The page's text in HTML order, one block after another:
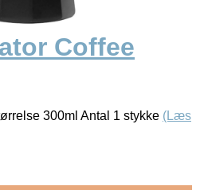
Coffee
300ml Antal 1 stykke (Læs